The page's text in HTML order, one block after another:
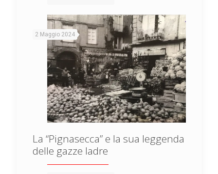
2 Maggio 2024
La “Pignasecca” e la sua leggenda
delle gazze ladre